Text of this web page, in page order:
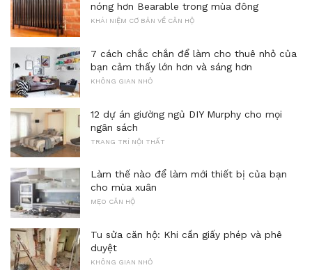
nóng hơn Bearable trong mùa đông
KHÁI NIỆM CƠ BẢN VỀ CĂN HỘ
7 cách chắc chắn để làm cho thuê nhỏ của
bạn cảm thấy lớn hơn và sáng hơn
KHÔNG GIAN NHỎ
12 dự án giường ngủ DIY Murphy cho mọi
ngân sách
TRANG TRÍ NỘI THẤT
Làm thế nào để làm mới thiết bị của bạn
cho mùa xuân
MẸO CĂN HỘ
Tu sửa căn hộ: Khi cần giấy phép và phê
duyệt
KHÔNG GIAN NHỎ